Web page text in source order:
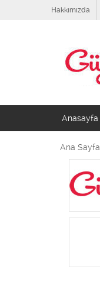
Hakkımızda
Anasayfa
Ana Sayfa